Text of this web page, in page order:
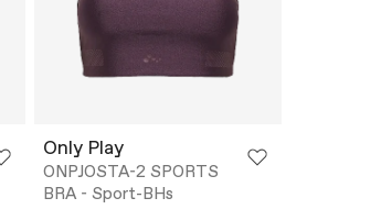
Only Play
ONPJOSTA-2 SPORTS
BRA - Sport-BHs